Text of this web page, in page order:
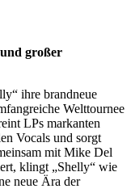
großer
ihre brandneue
Welttournee
LPs markanten
Vocals und sorgt
mit Mike Del
klingt „Shelly“ wie
neue Ära der